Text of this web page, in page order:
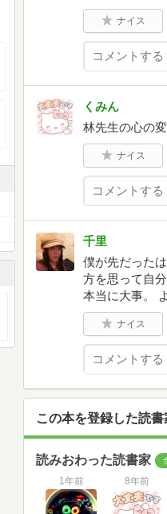
ナイス
くみん
林先生の心の
ナイス
千里
僕が先だった
方を思って自
本当に大事。
ナイス
この本を登録した読書
読みおわった読書家
1年前 8年前